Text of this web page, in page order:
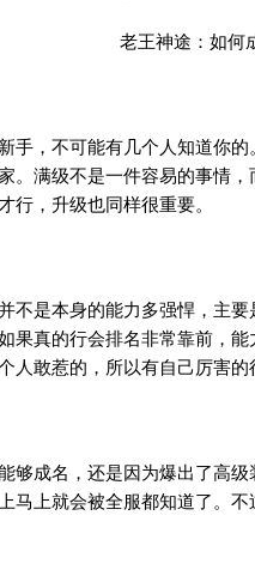
，不可能有几个人知道你的
。满级不是一件容易的事情
行，升级也同样很重要。
是本身的能力多强悍，主要
果真的行会排名非常靠前，
人敢惹的，所以有自己厉害的
成名，还是因为爆出了高级
马上就会被全服都知道了。